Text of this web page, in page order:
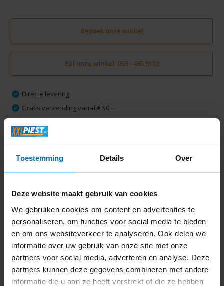
Toestemming Details Over
Deze website maakt gebruik van cookies
We gebruiken cookies om content en advertenties te
personaliseren, om functies voor social media te bieden
en om ons websiteverkeer te analyseren. Ook delen we
informatie over uw gebruik van onze site met onze
partners voor social media, adverteren en analyse. Deze
partners kunnen deze gegevens combineren met andere
informatie die u aan ze heeft verstrekt of die ze hebben
Bezoek onze winkel
Bel onze winkel: 053 - 435 9112
Directe levering
Gratis verzending vanaf € 50,-
Ruim 2000 m2 winkelplezier
Delen
Laatst bekeken